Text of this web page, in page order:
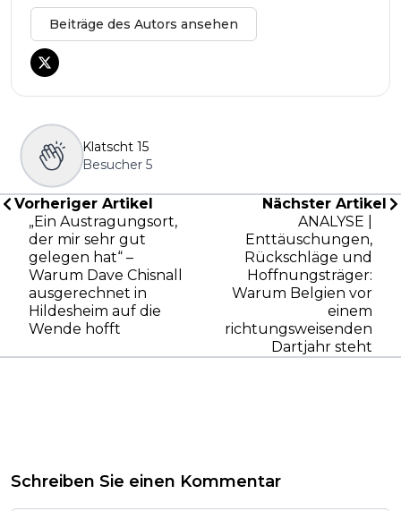
Beiträge des Autors ansehen
Klatscht 15
Besucher 5
Vorheriger Artikel
„Ein Austragungsort,
der mir sehr gut
gelegen hat“ –
Warum Dave Chisnall
ausgerechnet in
Hildesheim auf die
Wende hofft
Nächster Artikel
ANALYSE |
Enttäuschungen,
Rückschläge und
Hoffnungsträger:
Warum Belgien vor
einem
richtungsweisenden
Dartjahr steht
Schreiben Sie einen Kommentar